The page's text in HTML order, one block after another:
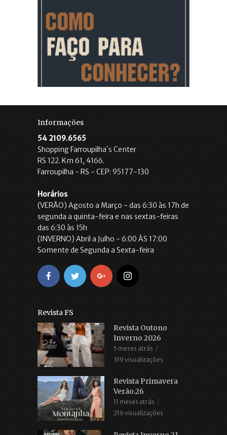
Informações
54 2109.6565
Shopping Farroupilha´s Center
RS 122. Km 61, 4166.
Farroupilha - RS - CEP: 95177-130
Horários
(VERÃO) Agosto a Março - das 6:30 às 17h de
segunda a quinta-feira e nas sextas-feiras
das 6:30 às 15h
(INVERNO) Abril a Julho - 6:00 ÀS 17:00
Somente de Segunda a Sexta-feira
Revista FS
Revista Outono
Inverno 2026
5 meses atrás
319 visualizações
Revista Primavera
Verão.26
11 meses atrás
216 visualizações